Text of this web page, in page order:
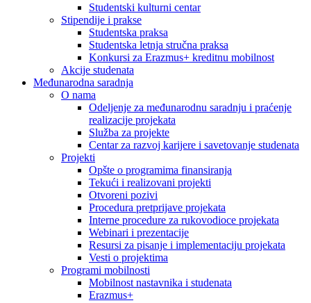
Studentski kulturni centar
Stipendije i prakse
Studentska praksa
Studentska letnja stručna praksa
Konkursi za Erazmus+ kreditnu mobilnost
Akcije studenata
Međunarodna saradnja
O nama
Odeljenje za međunarodnu saradnju i praćenje
realizacije projekata
Služba za projekte
Centar za razvoj karijere i savetovanje studenata
Projekti
Opšte o programima finansiranja
Tekući i realizovani projekti
Otvoreni pozivi
Procedura pretprijave projekata
Interne procedure za rukovodioce projekata
Webinari i prezentacije
Resursi za pisanje i implementaciju projekata
Vesti o projektima
Programi mobilnosti
Mobilnost nastavnika i studenata
Erazmus+